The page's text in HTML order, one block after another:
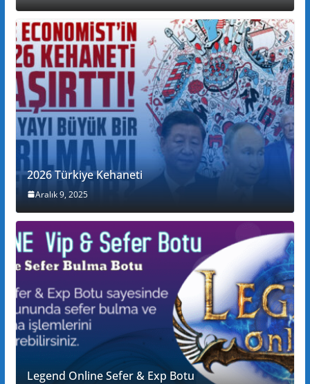
2026 Türkiye Kehaneti
Aralık 9, 2025
Legend Online Sefer & Exp Botu